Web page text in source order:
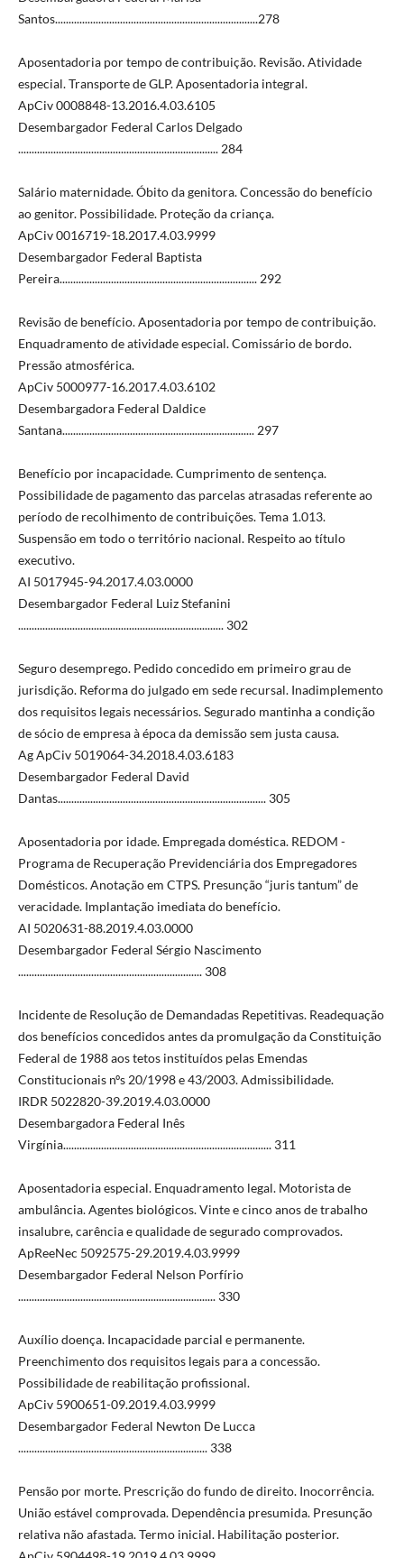
Santos...........................................................................278
Aposentadoria por tempo de contribuição. Revisão. Atividade
especial. Transporte de GLP. Aposentadoria integral.
ApCiv 0008848-13.2016.4.03.6105
Desembargador Federal Carlos Delgado
.......................................................................... 284
Salário maternidade. Óbito da genitora. Concessão do benefício
ao genitor. Possibilidade. Proteção da criança.
ApCiv 0016719-18.2017.4.03.9999
Desembargador Federal Baptista
Pereira......................................................................... 292
Revisão de benefício. Aposentadoria por tempo de contribuição.
Enquadramento de atividade especial. Comissário de bordo.
Pressão atmosférica.
ApCiv 5000977-16.2017.4.03.6102
Desembargadora Federal Daldice
Santana....................................................................... 297
Benefício por incapacidade. Cumprimento de sentença.
Possibilidade de pagamento das parcelas atrasadas referente ao
período de recolhimento de contribuições. Tema 1.013.
Suspensão em todo o território nacional. Respeito ao título
executivo.
AI 5017945-94.2017.4.03.0000
Desembargador Federal Luiz Stefanini
............................................................................ 302
Seguro desemprego. Pedido concedido em primeiro grau de
jurisdição. Reforma do julgado em sede recursal. Inadimplemento
dos requisitos legais necessários. Segurado mantinha a condição
de sócio de empresa à época da demissão sem justa causa.
Ag ApCiv 5019064-34.2018.4.03.6183
Desembargador Federal David
Dantas............................................................................. 305
Aposentadoria por idade. Empregada doméstica. REDOM -
Programa de Recuperação Previdenciária dos Empregadores
Domésticos. Anotação em CTPS. Presunção “juris tantum” de
veracidade. Implantação imediata do benefício.
AI 5020631-88.2019.4.03.0000
Desembargador Federal Sérgio Nascimento
.................................................................... 308
Incidente de Resolução de Demandadas Repetitivas. Readequação
dos benefícios concedidos antes da promulgação da Constituição
Federal de 1988 aos tetos instituídos pelas Emendas
Constitucionais nºs 20/1998 e 43/2003. Admissibilidade.
IRDR 5022820-39.2019.4.03.0000
Desembargadora Federal Inês
Virgínia............................................................................. 311
Aposentadoria especial. Enquadramento legal. Motorista de
ambulância. Agentes biológicos. Vinte e cinco anos de trabalho
insalubre, carência e qualidade de segurado comprovados.
ApReeNec 5092575-29.2019.4.03.9999
Desembargador Federal Nelson Porfírio
......................................................................... 330
Auxílio doença. Incapacidade parcial e permanente.
Preenchimento dos requisitos legais para a concessão.
Possibilidade de reabilitação profissional.
ApCiv 5900651-09.2019.4.03.9999
Desembargador Federal Newton De Lucca
...................................................................... 338
Pensão por morte. Prescrição do fundo de direito. Inocorrência.
União estável comprovada. Dependência presumida. Presunção
relativa não afastada. Termo inicial. Habilitação posterior.